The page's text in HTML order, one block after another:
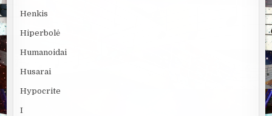
Henkis
Hiperbolė
Humanoidai
Husarai
Hypocrite
I